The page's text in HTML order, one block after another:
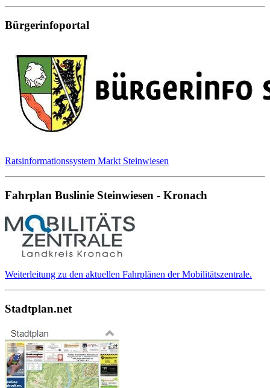
Bürgerinfoportal
Ratsinformationssystem Markt Steinwiesen
Fahrplan Buslinie Steinwiesen - Kronach
Weiterleitung zu den aktuellen Fahrplänen der Mobilitätszentrale.
Stadtplan.net